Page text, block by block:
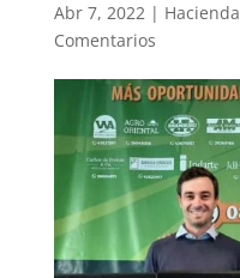
Abr 7, 2022| Hacienda
Comentarios